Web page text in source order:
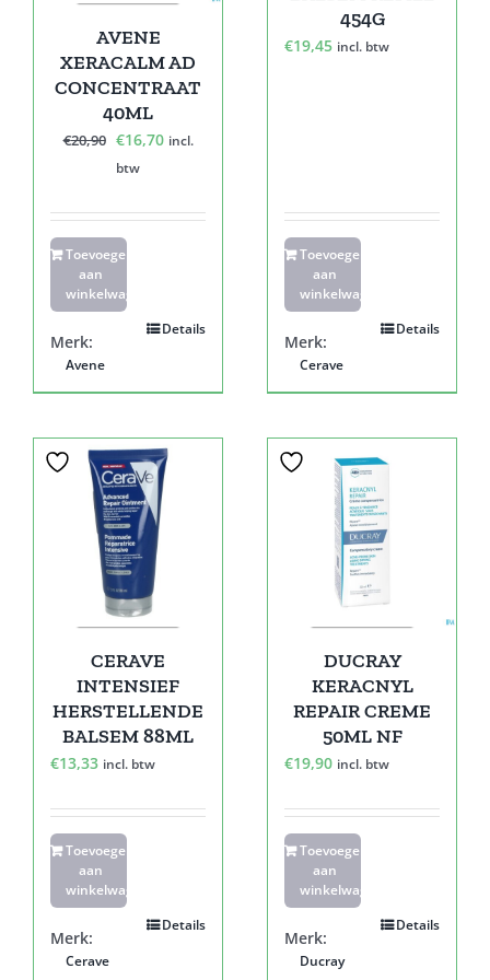
AVENE
XERACALM AD
CONCENTRAAT
40ML
€20,90 Oorspronkelijke
prijs
€20,90.
€16,70Huidige
€16,70.
incl.
btw
Toevoegen
aan
winkelwagen
Details
Merk:
Avene
454G
€19,45 incl. btw
Toevoegen
aan
winkelwagen
Details
Merk:
Cerave
CERAVE
INTENSIEF
HERSTELLENDE
BALSEM 88ML
€13,33 incl. btw
Toevoegen
aan
winkelwagen
Details
Merk:
Cerave
DUCRAY
KERACNYL
REPAIR CREME
50ML NF
€19,90 incl. btw
Toevoegen
aan
winkelwagen
Details
Merk:
Ducray